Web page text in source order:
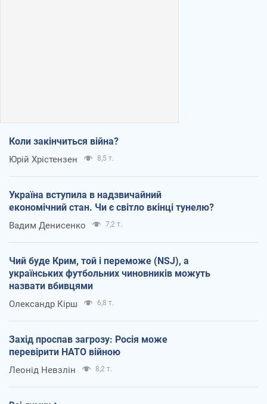
Коли закінчиться війна?
Юрій Хрістензен 8,5 т.
Україна вступила в надзвичайний
економічний стан. Чи є світло вкінці тунелю?
Вадим Денисенко 7,2 т.
Чий буде Крим, той і переможе (NSJ), а
українських футбольних чиновників можуть
назвати вбивцями
Олександр Кірш 6,8 т.
Захід проспав загрозу: Росія може
перевірити НАТО війною
Леонід Невзлін 8,2 т.